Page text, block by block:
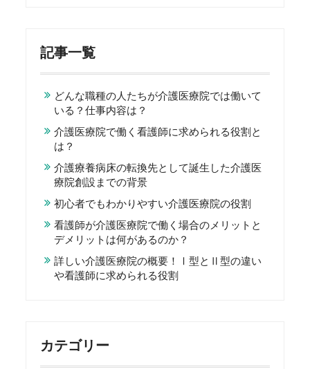
記事一覧
どんな職種の人たちが介護医療院では働いて
いる？仕事内容は？
介護医療院で働く看護師に求められる役割と
は？
介護療養病床の転換先として誕生した介護医
療院創設までの背景
初心者でもわかりやすい介護医療院の役割
看護師が介護医療院で働く場合のメリットと
デメリットは何があるのか？
詳しい介護医療院の概要！Ⅰ型とⅡ型の違い
や看護師に求められる役割
カテゴリー